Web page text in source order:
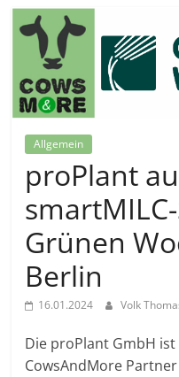
Allgemein
proPlant
Grünen
Berlin
16.01.2024 Volk
Die proPlant GmbH
CowsAndMore